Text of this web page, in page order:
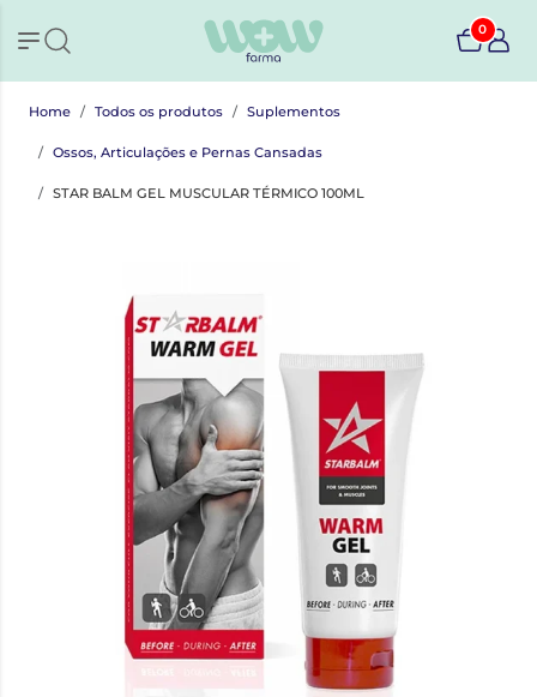
0
Home Todos os produtos Suplementos
Ossos, Articulações e Pernas Cansadas
STAR BALM GEL MUSCULAR TÉRMICO 100ML